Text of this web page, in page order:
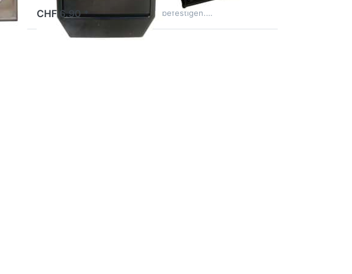
CHF 6.90 *
Gefährt sicher und cool zu
befestigen.…